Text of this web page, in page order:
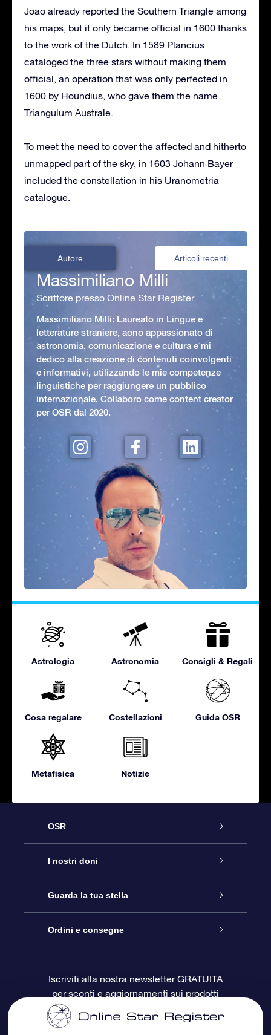
Joao already reported the Southern Triangle among
his maps, but it only became official in 1600 thanks
to the work of the Dutch. In 1589 Plancius
cataloged the three stars without making them
official, an operation that was only perfected in
1600 by Houndius, who gave them the name
Triangulum Australe.
To meet the need to cover the affected and hitherto
unmapped part of the sky, in 1603 Johann Bayer
included the constellation in his Uranometria
catalogue.
Autore Articoli recenti
Massimiliano Milli
Scrittore presso Online Star Register
Massimiliano Milli: Laureato in Lingue e
letterature straniere, aono appassionato di
astronomia, comunicazione e cultura e mi
dedico alla creazione di contenuti coinvolgenti
e informativi, utilizzando le mie competenze
linguistiche per raggiungere un pubblico
internazionale. Collaboro come content creator
per OSR dal 2020.
Astrologia Astronomia Consigli & Regali
Cosa regalare Costellazioni Guida OSR
Metafisica Notizie
OSR
Assistenza
Contattaci
Blog
OSR Recensioni
I nostri doni
Online Star Gift
Pacchetto regalo OSR
Gift Card OSR
Doni aziendali
Guarda la tua stella
Registro stellare
Star Page personalizzata
One Million Stars
Ordini e consegne
Informazioni di Pagamento
Iscriviti alla nostra newsletter GRATUITA
per sconti e aggiornamenti sui prodotti